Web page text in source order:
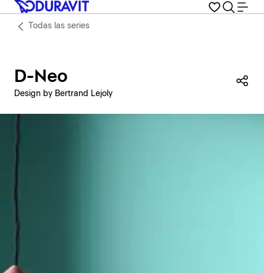
Todas las series
D-Neo
Design by Bertrand Lejoly